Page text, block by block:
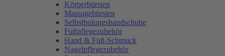
Körperbürsten
Massagebürsten
Selbstbräungshandschuhe
Fußpflegezubehör
Hand & Fuß-Schmuck
Nagelpflegezubehör